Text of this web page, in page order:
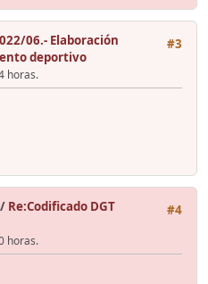
#3
06.- Elaboración
deportivo
horas.
#4
/ Re:Codificado DGT
horas.